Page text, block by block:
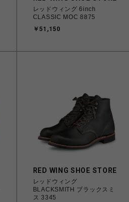
レッドウィング 6inch
CLASSIC MOC 8875
￥51,150
RED WING SHOE STORE
レッドウィング
BLACKSMITH ブラックスミ
ス 3345